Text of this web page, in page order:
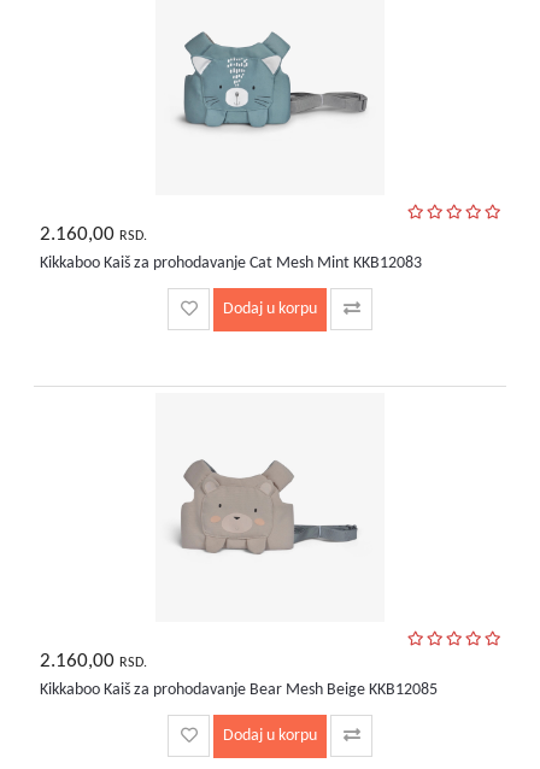
2.160,00 RSD.
Kikkaboo Kaiš za prohodavanje Cat Mesh Mint KKB12083
Dodaj u korpu
2.160,00 RSD.
Kikkaboo Kaiš za prohodavanje Bear Mesh Beige KKB12085
Dodaj u korpu